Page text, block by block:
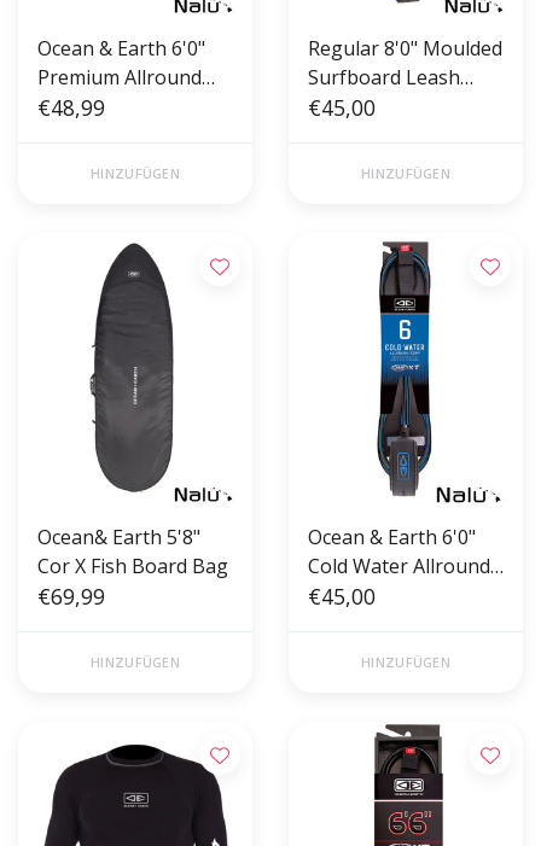
Ocean & Earth 6'0"
Premium Allround
Comp One-XT Leash
€48,99
HINZUFÜGEN
Regular 8'0" Moulded
Surfboard Leash
Blue
€45,00
HINZUFÜGEN
Ocean& Earth 5'8"
Cor X Fish Board Bag
€69,99
HINZUFÜGEN
Ocean & Earth 6'0"
Cold Water Allround
Comp One-XT Leash
€45,00
HINZUFÜGEN